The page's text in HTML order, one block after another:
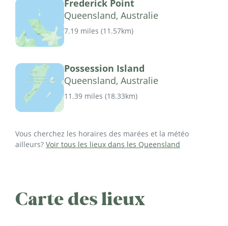
Frederick Point
Queensland, Australie
7.19 miles (11.57km)
Possession Island
Queensland, Australie
11.39 miles (18.33km)
Vous cherchez les horaires des marées et la météo
ailleurs? Voir tous les lieux dans les Queensland
Carte des lieux